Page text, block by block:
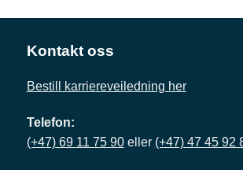
Kontakt oss
Bestill karriereveiledning her
Telefon:
(+47) 69 11 75 90eller (+47) 47 45 92